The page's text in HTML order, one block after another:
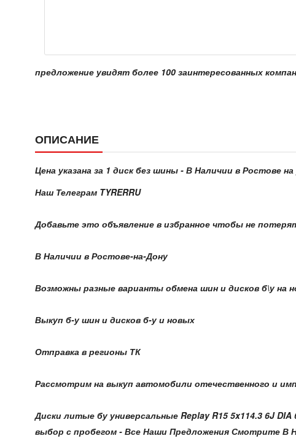
предложение увидят более 100 заинтересованных
ОПИСАНИЕ
Цена указана за 1 диск без шины - В Наличии в Ростове
Наш Телеграм TYRERRU
Добавьте это объявление в избранное чтобы не
В Наличии в Ростове-на-Дону
Возможны разные варианты обмена шин и дисков б\у на
Выкуп б-у шин и дисков б-у и новых
Отправка в регионы ТК
Рассмотрим на выкуп автомобили отечественного и
Диски литые бу универсальные Replay R15 5x114.3 6J
выбор с пробегом - Все Наши Предложения Смотрите В